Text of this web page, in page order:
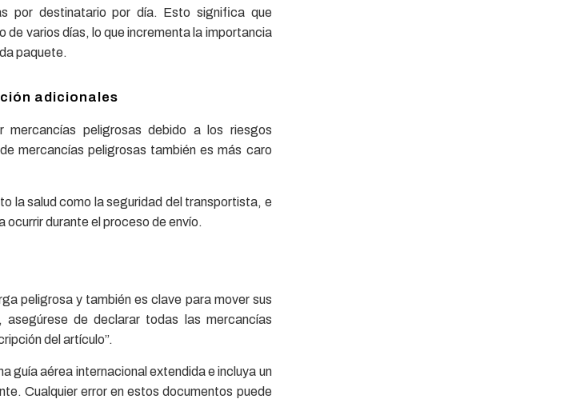
por destinatario por día. Esto significa que
de varios días, lo que incrementa la importancia
paquete.
adicionales
peligrosas debido a los riesgos
mercancías peligrosas también es más caro
la salud como la seguridad del transportista, e
ocurrir durante el proceso de envío.
peligrosa y también es clave para mover sus
asegúrese de declarar todas las mercancías
del artículo”.
guía aérea internacional extendida e incluya un
Cualquier error en estos documentos puede